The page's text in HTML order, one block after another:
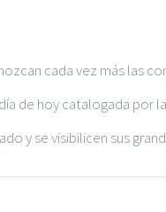
cada vez más las
de hoy catalogada por
y se visibilicen sus